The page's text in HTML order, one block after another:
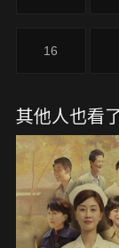
16
其他人也看